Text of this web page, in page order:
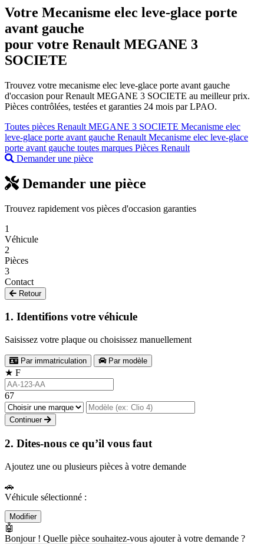
Votre Mecanisme elec leve-glace porte
avant gauche
pour votre Renault MEGANE 3
SOCIETE
Trouvez votre mecanisme elec leve-glace porte avant gauche
d'occasion pour Renault MEGANE 3 SOCIETE au meilleur prix.
Pièces contrôlées, testées et garanties 24 mois par LPAO.
Toutes pièces Renault MEGANE 3 SOCIETE Mecanisme elec
leve-glace porte avant gauche Renault Mecanisme elec leve-glace
porte avant gauche toutes marques Pièces Renault
Demander une pièce
Demander une pièce
Trouvez rapidement vos pièces d'occasion garanties
1
Véhicule
2
Pièces
3
Contact
Retour
1. Identifions votre véhicule
Saisissez votre plaque ou choisissez manuellement
Par immatriculation Par modèle
★ F
67
Continuer
2. Dites-nous ce qu’il vous faut
Ajoutez une ou plusieurs pièces à votre demande
🚗
Véhicule sélectionné :
Modifier
🤖
Bonjour ! Quelle pièce souhaitez-vous ajouter à votre demande ?